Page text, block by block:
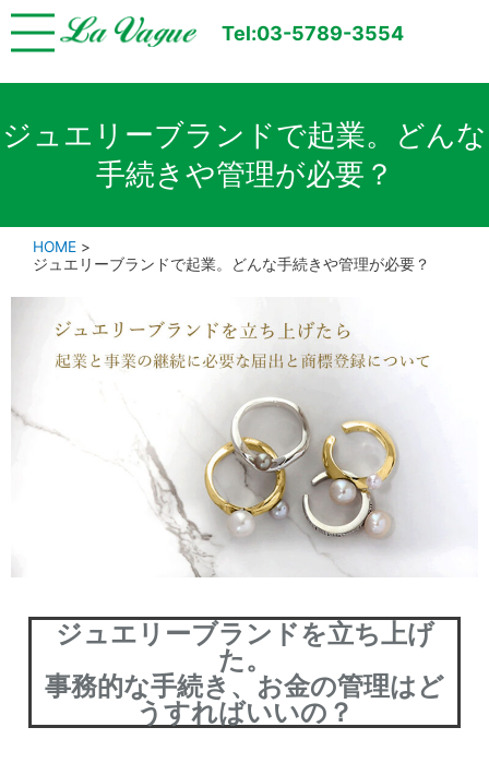
Tel:03-5789-3554
ジュエリーブランドで起業。どんな
手続きや管理が必要？
HOME >
ジュエリーブランドで起業。どんな手続きや管理が必要？
ジュエリーブランドを立ち上げ
た。
事務的な手続き、お金の管理はど
うすればいいの？